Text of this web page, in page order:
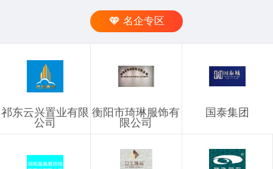
· 禁止发布的职位信息 [03-03]
· 企业信息发布规则 [03-03]
名企专区
祁东云兴置业有限
公司
衡阳市琦琳服饰有
限公司
国泰集团